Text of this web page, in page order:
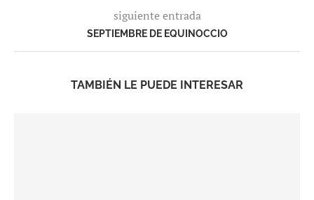
siguiente entrada
SEPTIEMBRE DE EQUINOCCIO
TAMBIÉN LE PUEDE INTERESAR